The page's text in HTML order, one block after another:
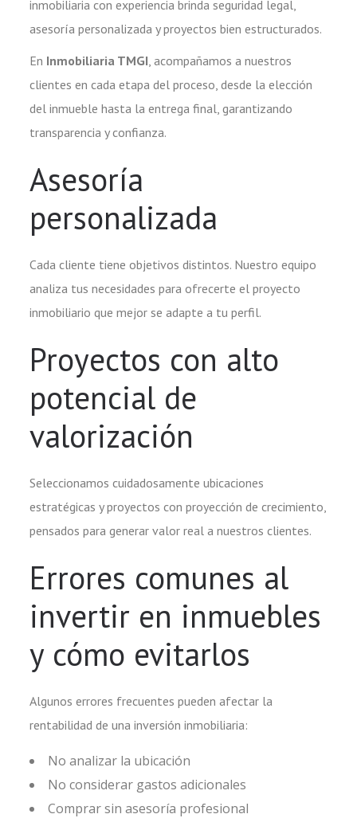
inmobiliaria con experiencia brinda seguridad legal,
asesoría personalizada y proyectos bien estructurados.
En Inmobiliaria TMGI, acompañamos a nuestros
clientes en cada etapa del proceso, desde la elección
del inmueble hasta la entrega final, garantizando
transparencia y confianza.
Asesoría
personalizada
Cada cliente tiene objetivos distintos. Nuestro equipo
analiza tus necesidades para ofrecerte el proyecto
inmobiliario que mejor se adapte a tu perfil.
Proyectos con alto
potencial de
valorización
Seleccionamos cuidadosamente ubicaciones
estratégicas y proyectos con proyección de crecimiento,
pensados para generar valor real a nuestros clientes.
Errores comunes al
invertir en inmuebles
y cómo evitarlos
Algunos errores frecuentes pueden afectar la
rentabilidad de una inversión inmobiliaria:
No analizar la ubicación
No considerar gastos adicionales
Comprar sin asesoría profesional